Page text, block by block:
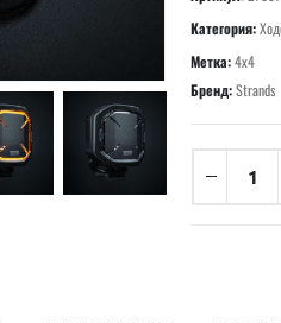
Категория:
Метка:4x4
Бренд:Strands